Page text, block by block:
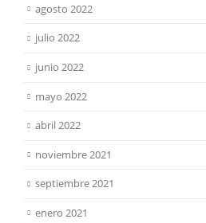
agosto 2022
julio 2022
junio 2022
mayo 2022
abril 2022
noviembre 2021
septiembre 2021
enero 2021